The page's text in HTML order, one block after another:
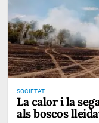
SOCIETAT
La calor i la
als boscos